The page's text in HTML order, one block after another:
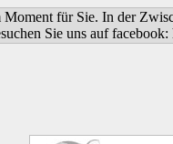
Moment für Sie. In der
Sie uns auf